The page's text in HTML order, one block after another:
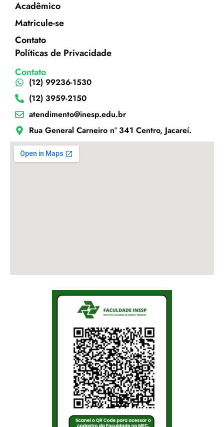
Acadêmico
Matricule-se
Contato
Políticas de Privacidade
Contato
(12) 99236-1530
(12) 3959-2150
atendimento@inesp.edu.br
Rua General Carneiro nº 341 Centro, Jacareí.